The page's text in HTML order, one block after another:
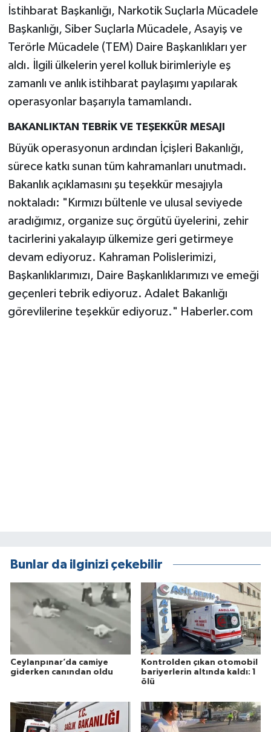
İstihbarat Başkanlığı, Narkotik Suçlarla Mücadele
Başkanlığı, Siber Suçlarla Mücadele, Asayiş ve
Terörle Mücadele (TEM) Daire Başkanlıkları yer
aldı. İlgili ülkelerin yerel kolluk birimleriyle eş
zamanlı ve anlık istihbarat paylaşımı yapılarak
operasyonlar başarıyla tamamlandı.
BAKANLIKTAN TEBRİK VE TEŞEKKÜR MESAJI
Büyük operasyonun ardından İçişleri Bakanlığı,
sürece katkı sunan tüm kahramanları unutmadı.
Bakanlık açıklamasını şu teşekkür mesajıyla
noktaladı: "Kırmızı bültenle ve ulusal seviyede
aradığımız, organize suç örgütü üyelerini, zehir
tacirlerini yakalayıp ülkemize geri getirmeye
devam ediyoruz. Kahraman Polislerimizi,
Başkanlıklarımızı, Daire Başkanlıklarımızı ve emeği
geçenleri tebrik ediyoruz. Adalet Bakanlığı
görevlilerine teşekkür ediyoruz." Haberler.com
Bunlar da ilginizi çekebilir
Ceylanpınar’da camiye
giderken canından oldu
Kontrolden çıkan otomobil
bariyerlerin altında kaldı: 1
ölü